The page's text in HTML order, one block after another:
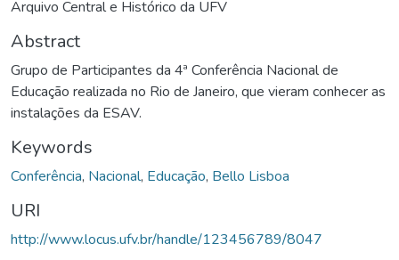
Arquivo Central e Histórico da UFV
Abstract
Grupo de Participantes da 4ª Conferência Nacional de
Educação realizada no Rio de Janeiro, que vieram conhecer as
instalações da ESAV.
Keywords
Conferência, Nacional, Educação, Bello Lisboa
URI
http://www.locus.ufv.br/handle/123456789/8047